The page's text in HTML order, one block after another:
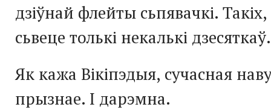
дзіўнай флейты сьпявачкі.
сьвеце толькі некалькі дзесяткаў.
Як кажа Вікіпэдыя, сучасная
прызнае. І дарэмна.